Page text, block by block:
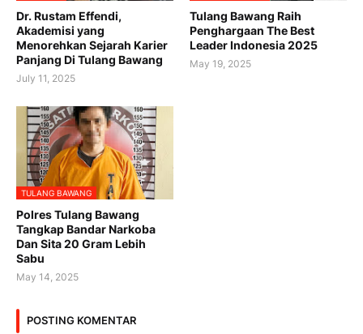
Dr. Rustam Effendi,
Akademisi yang
Menorehkan Sejarah Karier
Panjang Di Tulang Bawang
July 11, 2025
Tulang Bawang Raih
Penghargaan The Best
Leader Indonesia 2025
May 19, 2025
TULANG BAWANG
Polres Tulang Bawang
Tangkap Bandar Narkoba
Dan Sita 20 Gram Lebih
Sabu
May 14, 2025
POSTING KOMENTAR